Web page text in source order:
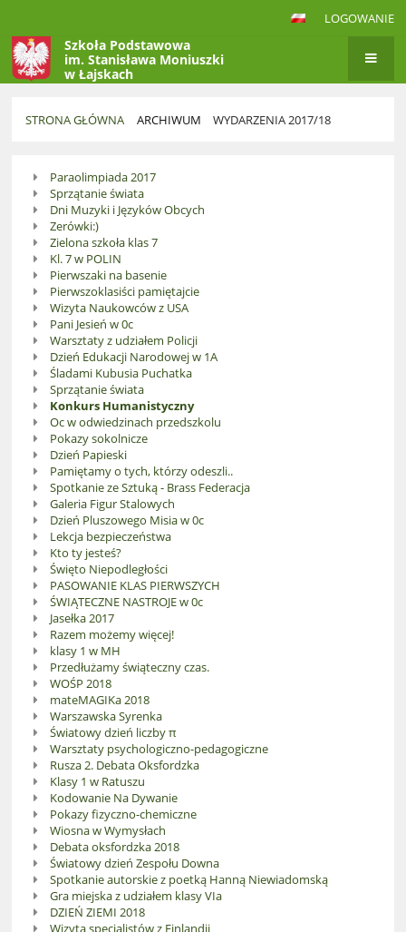
LOGOWANIE
Szkoła Podstawowa
im. Stanisława Moniuszki
w Łajskach
STRONA GŁÓWNA ARCHIWUM WYDARZENIA 2017/18
Wydarzenia
2017/18Paraolimpiada 2017
Sprzątanie świata
Dni Muzyki i Języków Obcych
Zerówki:)
Zielona szkoła klas 7
Kl. 7 w POLIN
Pierwszaki na basenie
Pierwszoklasiści pamiętajcie
Wizyta Naukowców z USA
Pani Jesień w 0c
Warsztaty z udziałem Policji
Dzień Edukacji Narodowej w 1A
Śladami Kubusia Puchatka
Sprzątanie świata
Konkurs Humanistyczny
Oc w odwiedzinach przedszkolu
Pokazy sokolnicze
Dzień Papieski
Pamiętamy o tych, którzy odeszli..
Spotkanie ze Sztuką - Brass Federacja
Galeria Figur Stalowych
Dzień Pluszowego Misia w 0c
Lekcja bezpieczeństwa
Kto ty jesteś?
Święto Niepodległości
PASOWANIE KLAS PIERWSZYCH
ŚWIĄTECZNE NASTROJE w 0c
Jasełka 2017
Razem możemy więcej!
klasy 1 w MH
Przedłużamy świąteczny czas.
WOŚP 2018
mateMAGIKa 2018
Warszawska Syrenka
Światowy dzień liczby π
Warsztaty psychologiczno-pedagogiczne
Rusza 2. Debata Oksfordzka
Klasy 1 w Ratuszu
Kodowanie Na Dywanie
Pokazy fizyczno-chemiczne
Wiosna w Wymysłach
Debata oksfordzka 2018
Światowy dzień Zespołu Downa
Spotkanie autorskie z poetką Hanną Niewiadomską
Gra miejska z udziałem klasy VIa
DZIEŃ ZIEMI 2018